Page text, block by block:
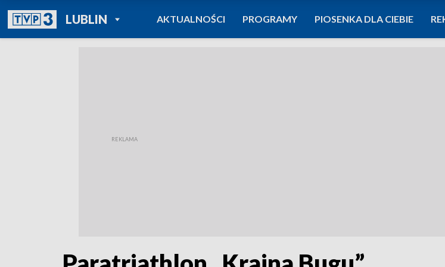
LUBLINPOWRÓT DO
TVP REGIONY
AKTUALNOŚCI PROGRAMY PIOSENKA DLA CIEBIE